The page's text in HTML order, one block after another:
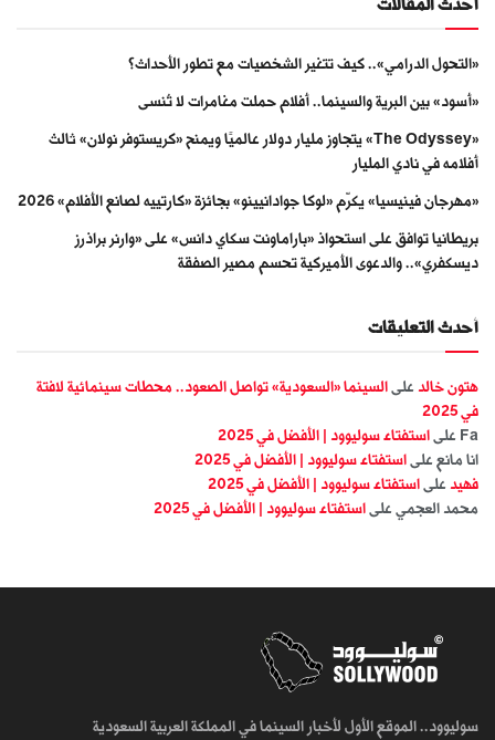
أحدث المقالات
«التحول الدرامي».. كيف تتغير الشخصيات مع تطور الأحداث؟
«أسود» بين البرية والسينما.. أفلام حملت مغامرات لا تُنسى
«The Odyssey» يتجاوز مليار دولار عالميًا ويمنح «كريستوفر نولان» ثالث
أفلامه في نادي المليار
«مهرجان فينيسيا» يكرّم «لوكا جوادانيينو» بجائزة «كارتييه لصانع الأفلام» 2026
بريطانيا توافق على استحواذ «باراماونت سكاي دانس» على «وارنر براذرز
ديسكفري».. والدعوى الأميركية تحسم مصير الصفقة
أحدث التعليقات
هتون خالد على السينما «السعودية» تواصل الصعود.. محطات سينمائية لافتة
في 2025
Fa على استفتاء سوليوود | الأفضل في 2025
انا مانع على استفتاء سوليوود | الأفضل في 2025
فهيد على استفتاء سوليوود | الأفضل في 2025
محمد العجمي على استفتاء سوليوود | الأفضل في 2025
سوليوود.. الموقع الأول لأخبار السينما في المملكة العربية السعودية